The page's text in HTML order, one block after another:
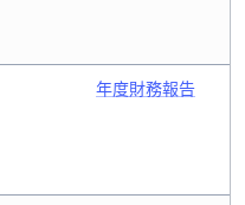
年度財務報告